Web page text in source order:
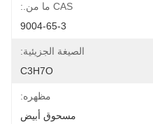
CAS ما من.:
9004-65-3
الصيغة الجزيئية:
C3H7O
مظهره:
مسحوق أبيض